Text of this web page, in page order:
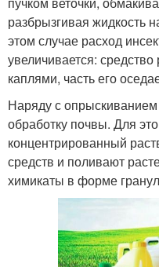
разбрызгивая жидкость
этом случае расход
увеличивается:
каплями, часть его
Наряду с
обработку почвы. Для
концентрированный
средств и поливают
химикаты в форме